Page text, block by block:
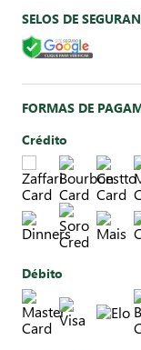
SELOS DE
FORMAS DE
Crédito
Débito